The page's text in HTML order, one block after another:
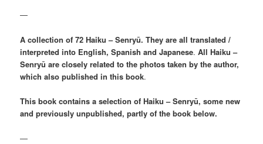
—
A collection of 72 Haiku – Senryū. They are all translated /
interpreted into English, Spanish and Japanese.All Haiku –
Senryū are closely related to the photos taken by the author,
which also published in this book.
This book contains a selection of Haiku – Senryū, some new
and previously unpublished, partly of the book below.
—